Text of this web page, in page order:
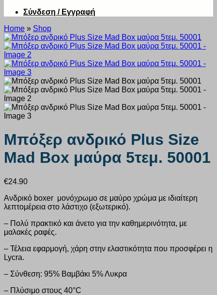
Σύνδεση / Εγγραφή
Home » Shop
Μπόξερ ανδρικό Plus Size
Mad Box μαύρα 5τεμ. 50001
€24.90
Ανδρικό boxer μονόχρωμο σε μαύρο χρώμα με ιδιαίτερη
λεπτομέρεια στο λάστιχο (εξωτερικό).
– Πολύ πρακτικό και άνετο για την καθημερινότητα, με
μαλακές ραφές.
– Τέλεια εφαρμογή, χάρη στην ελαστικότητα που προσφέρει η
Lycra.
– Σύνθεση: 95% Βαμβάκι 5% Λυκρα
– Πλύσιμο στους 40°C